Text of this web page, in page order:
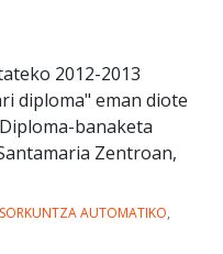
2012-2013
diploma" eman diote
banaketa
Zentroan,
AUTOMATIKO,